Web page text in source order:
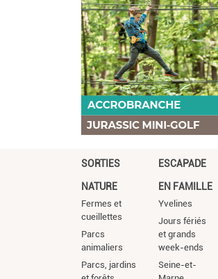
SORTIES
NATURE
Fermes et
cueillettes
Parcs
animaliers
Parcs, jardins
ESCAPADE
EN FAMILLE
Yvelines
Jours fériés
et grands
week-ends
Seine-et-